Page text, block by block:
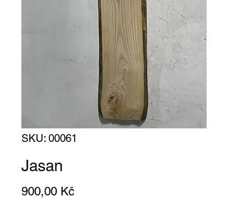
SKU: 00061
Jasan
900,00 Kč